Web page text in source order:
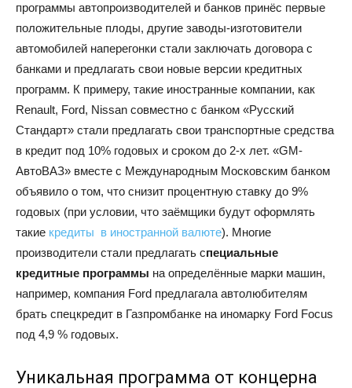
программы автопроизводителей и банков принёс первые
положительные плоды, другие заводы-изготовители
автомобилей наперегонки стали заключать договора с
банками и предлагать свои новые версии кредитных
программ. К примеру, такие иностранные компании, как
Renault, Ford, Nissan совместно с банком «Русский
Стандарт» стали предлагать свои транспортные средства
в кредит под 10% годовых и сроком до 2-х лет. «GM-
АвтоВАЗ» вместе с Международным Московским банком
объявило о том, что снизит процентную ставку до 9%
годовых (при условии, что заёмщики будут оформлять
такие кредиты в иностранной валюте). Многие
производители стали предлагать специальные
кредитные программы на определённые марки машин,
например, компания Ford предлагала автолюбителям
брать спецкредит в Газпромбанке на иномарку Ford Focus
под 4,9 % годовых.
Уникальная программа от концерна